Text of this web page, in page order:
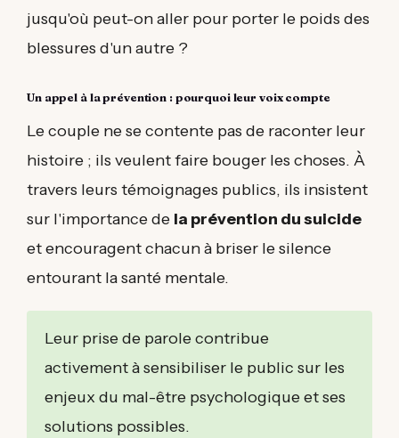
jusqu'où peut-on aller pour porter le poids des
blessures d'un autre ?
Un appel à la prévention : pourquoi leur voix compte
Le couple ne se contente pas de raconter leur
histoire ; ils veulent faire bouger les choses. À
travers leurs témoignages publics, ils insistent
sur l'importance de la prévention du suicide
et encouragent chacun à briser le silence
entourant la santé mentale.
Leur prise de parole contribue
activement à sensibiliser le public sur les
enjeux du mal-être psychologique et ses
solutions possibles.